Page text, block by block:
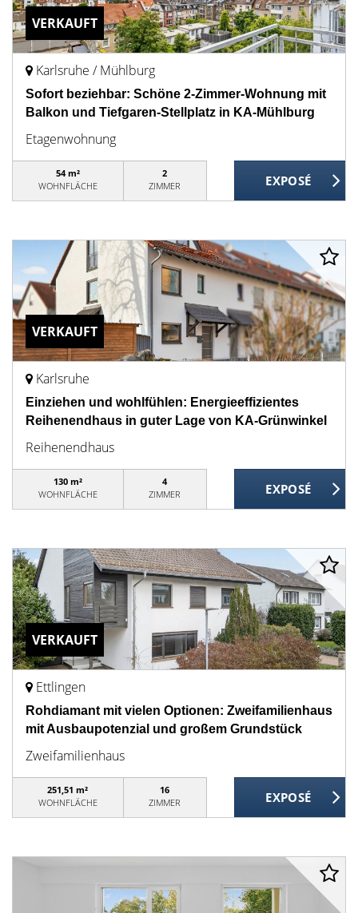
VERKAUFT
Karlsruhe / Mühlburg
Sofort beziehbar: Schöne 2-Zimmer-Wohnung mit
Balkon und Tiefgaren-Stellplatz in KA-Mühlburg
Etagenwohnung
54 m²
WOHNFLÄCHE
2
ZIMMER
VERKAUFT
Karlsruhe
Einziehen und wohlfühlen: Energieeffizientes
Reihenendhaus in guter Lage von KA-Grünwinkel
Reihenendhaus
130 m²
WOHNFLÄCHE
4
ZIMMER
VERKAUFT
Ettlingen
Rohdiamant mit vielen Optionen: Zweifamilienhaus
mit Ausbaupotenzial und großem Grundstück
Zweifamilienhaus
251,51 m²
WOHNFLÄCHE
16
ZIMMER